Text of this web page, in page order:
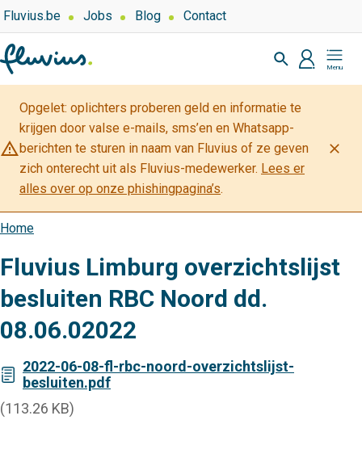
Overslaan
en
naar
de
inhoud
gaan
Top
navigation
Over
Fluvius.be Jobs Blog Contact
Zoeken
profiel
Mijn
Fluvius
warning_amber
Opgelet: oplichters proberen geld en informatie te
krijgen door valse e-mails, sms’en en Whatsapp-
berichten te sturen in naam van Fluvius of ze geven
zich onterecht uit als Fluvius-medewerker. Lees er
alles over op onze phishingpagina’s.
close
Kruimelpad
Home
Fluvius Limburg overzichtslijst
besluiten RBC Noord dd.
08.06.02022
2022-06-08-fl-rbc-noord-overzichtslijst-
besluiten.pdf
(113.26 KB)